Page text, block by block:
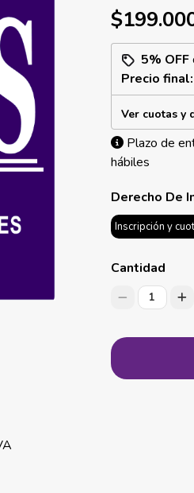
5% OFF
Precio final:
Ver cuotas y
Plazo de
hábiles
Derecho De
Inscripción y
Cantidad
1